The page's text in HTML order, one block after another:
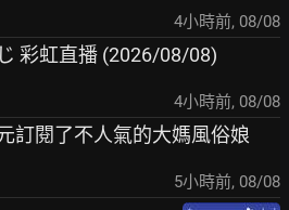
4小時前, 08/08
彩虹直播 (2026/08/08)
4小時前, 08/08
訂閱了不人氣的大媽風俗娘
5小時前, 08/08